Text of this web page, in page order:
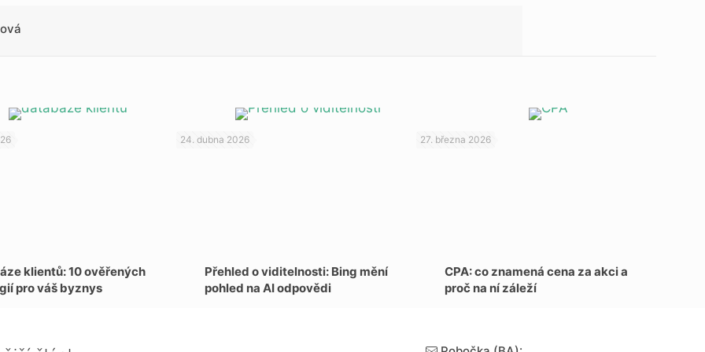
klientů: 10 ověřených
pro váš byznys
24. dubna 2026
Přehled o viditelnosti: Bing mění
pohled na AI odpovědi
27. března 2026
CPA: co znamená cena za akci a
proč na ní záleží